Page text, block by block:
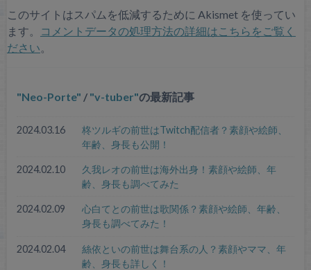
このサイトはスパムを低減するために Akismet を使ってい
ます。
コメントデータの処理方法の詳細はこちらをご覧く
ださい。
Neo-Porte / v-tuber の最新記事
2024.03.16
柊ツルギの前世はTwitch配信者？素顔や絵師、
年齢、身長も公開！
2024.02.10
久我レオの前世は海外出身！素顔や絵師、年
齢、身長も調べてみた
2024.02.09
心白てとの前世は歌関係？素顔や絵師、年齢、
身長も調べてみた！
2024.02.04
絲依といの前世は舞台系の人？素顔やママ、年
齢、身長も詳しく！